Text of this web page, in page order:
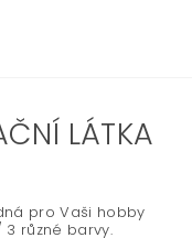
LÁTKA
pro Vaši hobby
3 různé barvy.